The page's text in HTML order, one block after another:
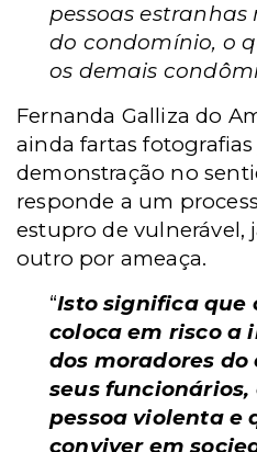
pessoas
do condomínio, o
os demais
Fernanda Galliza do
ainda fartas
demonstração no
responde a um
estupro de vulnerável,
outro por ameaça.
“Isto significa que
coloca em risco a
dos moradores
seus
pessoa violenta e
conviver em